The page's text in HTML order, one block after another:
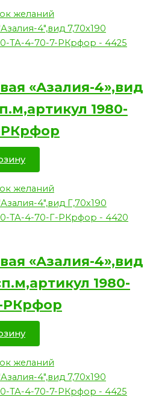
желаний
«Азалия-4»,вид
1980-
РКрфор
желаний
«Азалия-4»,вид
1980-
РКрфор
желаний